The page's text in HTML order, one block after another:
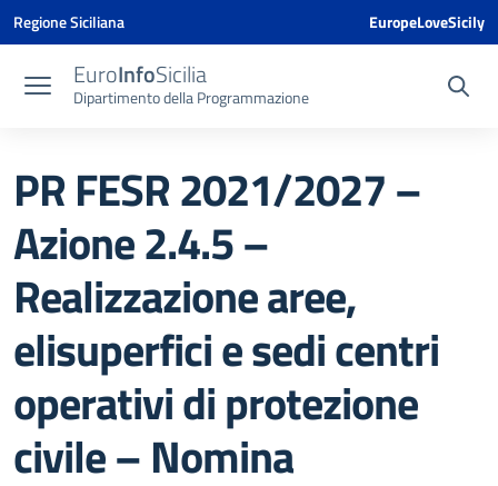
Vai ai contenuti
Vai al menu di navigazione
Vai al footer
Vai al banner delle Cookie Policy
Regione Siciliana EuropeLoveSicily
EuroInfoSicilia
Dipartimento della Programmazione
PR FESR 2021/2027 –
Azione 2.4.5 –
Realizzazione aree,
elisuperfici e sedi centri
operativi di protezione
civile – Nomina